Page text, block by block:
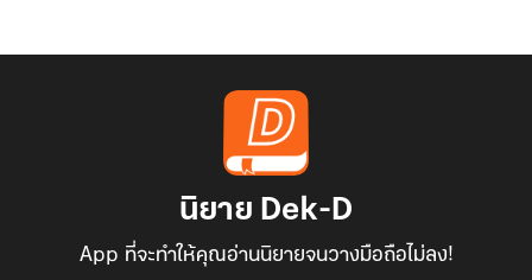
นิยาย Dek-D
App ที่จะทำให้คุณอ่านนิยายจนวางมือถือไม่ลง!